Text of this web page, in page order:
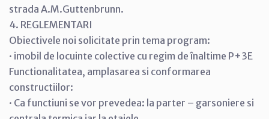
strada A.M.Guttenbrunn.
4. REGLEMENTARI
Obiectivele noi solicitate prin tema program:
· imobil de locuinte colective cu regim de înaltime P+3E
Functionalitatea, amplasarea si conformarea
constructiilor:
· Ca functiuni se vor prevedea: la parter – garsoniere si